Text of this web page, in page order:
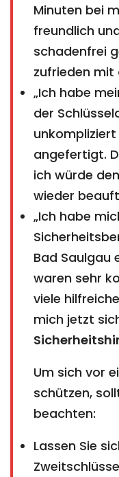
Minuten bei
freundlich
schadenfrei
zufrieden mit
„Ich habe
der
unkompliziert
angefertigt.
ich würde
wieder
„Ich habe
Bad Saulgau
waren sehr
viele
mich jetzt
Um sich vor
schützen,
beachten:
Lassen Sie